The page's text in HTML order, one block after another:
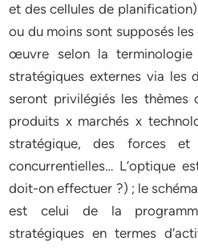
et des cellules de
ou du moins sont supposés
œuvre selon la terminologie
stratégiques externes via les
seront privilégiés les thèmes
produits x marchés x
stratégique, des forces et
concurrentielles… L‘optique
doit-on effectuer ?) ; le
est celui de la
stratégiques en termes